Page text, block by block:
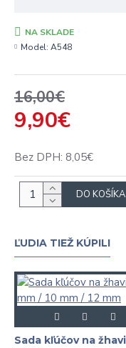
9,90€
16,00€
Bez DPH: 8,05€
NA SKLADE
Model: A548
DO KOŠÍKA
ĽUDIA TIEŽ KÚPILI